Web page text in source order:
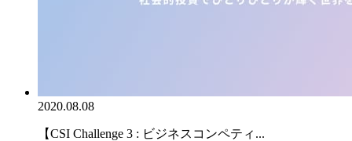
2020.08.08
【CSI Challenge 3 : ビジネスコンペティ...